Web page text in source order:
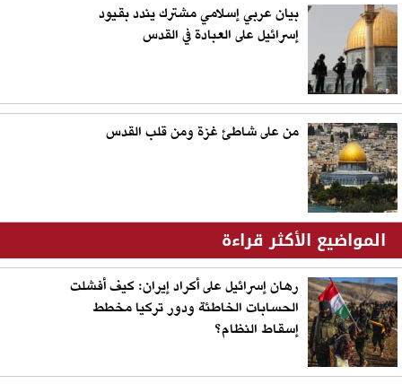
بيان عربي إسلامي مشترك يندد بقيود
إسرائيل على العبادة في القدس
من على شاطئ غزة ومن قلب القدس
المواضيع الأكثر قراءة
رهان إسرائيل على أكراد إيران: كيف أفشلت
الحسابات الخاطئة ودور تركيا مخطط
إسقاط النظام؟